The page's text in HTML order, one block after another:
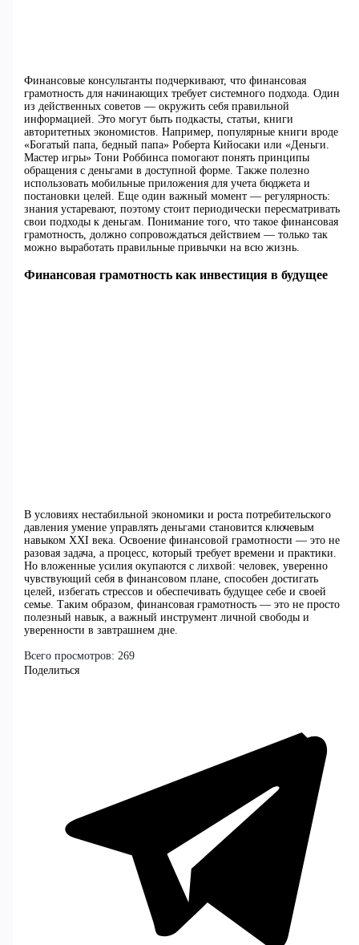
Финансовые консультанты подчеркивают, что финансовая
грамотность для начинающих требует системного подхода. Один
из действенных советов — окружить себя правильной
информацией. Это могут быть подкасты, статьи, книги
авторитетных экономистов. Например, популярные книги вроде
«Богатый папа, бедный папа» Роберта Кийосаки или «Деньги.
Мастер игры» Тони Роббинса помогают понять принципы
обращения с деньгами в доступной форме. Также полезно
использовать мобильные приложения для учета бюджета и
постановки целей. Еще один важный момент — регулярность:
знания устаревают, поэтому стоит периодически пересматривать
свои подходы к деньгам. Понимание того, что такое финансовая
грамотность, должно сопровождаться действием — только так
можно выработать правильные привычки на всю жизнь.
Финансовая грамотность как инвестиция в будущее
В условиях нестабильной экономики и роста потребительского
давления умение управлять деньгами становится ключевым
навыком XXI века. Освоение финансовой грамотности — это не
разовая задача, а процесс, который требует времени и практики.
Но вложенные усилия окупаются с лихвой: человек, уверенно
чувствующий себя в финансовом плане, способен достигать
целей, избегать стрессов и обеспечивать будущее себе и своей
семье. Таким образом, финансовая грамотность — это не просто
полезный навык, а важный инструмент личной свободы и
уверенности в завтрашнем дне.
Всего просмотров: 269
Поделиться